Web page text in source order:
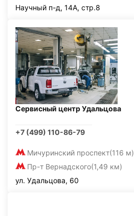
Научный п-д, 14А, стр.8
Сервисный центр Удальцова
+7 (499) 110-86-79
Мичуринский проспект(116 м)
Пр-т Вернадского(1,49 км)
ул. Удальцова, 60